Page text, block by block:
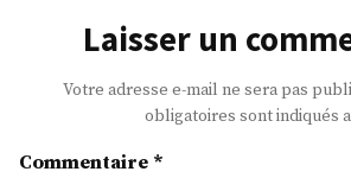
Laisser un
Votre adresse e-mail ne sera pas
obligatoires sont indiqués
Commentaire *